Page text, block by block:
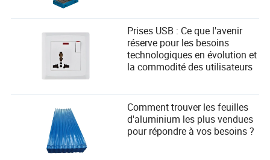
Prises USB : Ce que l'avenir
réserve pour les besoins
technologiques en évolution et
la commodité des utilisateurs
Comment trouver les feuilles
d'aluminium les plus vendues
pour répondre à vos besoins ?